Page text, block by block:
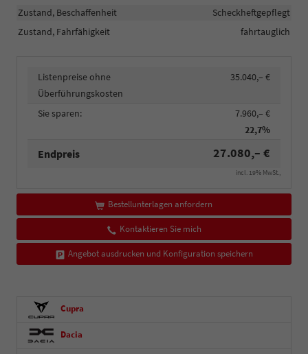
Zustand, Beschaffenheit
Scheckheftgepflegt
Zustand, Fahrfähigkeit
fahrtauglich
Listenpreise ohne
Überführungskosten
35.040,– €
Sie sparen:
7.960,– €
22,7%
Endpreis 27.080,– €
incl. 19% MwSt.,
Bestellunterlagen anfordern
Kontaktieren Sie mich
Angebot ausdrucken und Konfiguration speichern
Cupra
Dacia